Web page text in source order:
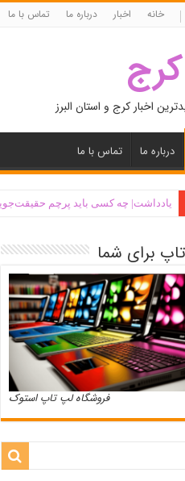
خانه اخبار درباره ما تماس با ما
کرج
اخبار کرج و استان البرز
درباره ما تماس با ما
یادداشت| ‌چه کسی باید پرچم
برای شما
فروشگاه لپ تاپ استوک